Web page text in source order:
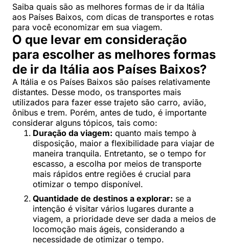
Saiba quais são as melhores formas de ir da Itália
aos Países Baixos, com dicas de transportes e rotas
para você economizar em sua viagem.
O que levar em consideração
para escolher as melhores formas
de ir da Itália aos Países Baixos?
A Itália e os Países Baixos são países relativamente
distantes. Desse modo, os transportes mais
utilizados para fazer esse trajeto são carro, avião,
ônibus e trem. Porém, antes de tudo, é importante
considerar alguns tópicos, tais como:
Duração da viagem: quanto mais tempo à
disposição, maior a flexibilidade para viajar de
maneira tranquila. Entretanto, se o tempo for
escasso, a escolha por meios de transporte
mais rápidos entre regiões é crucial para
otimizar o tempo disponível.
Quantidade de destinos a explorar: se a
intenção é visitar vários lugares durante a
viagem, a prioridade deve ser dada a meios de
locomoção mais ágeis, considerando a
necessidade de otimizar o tempo.